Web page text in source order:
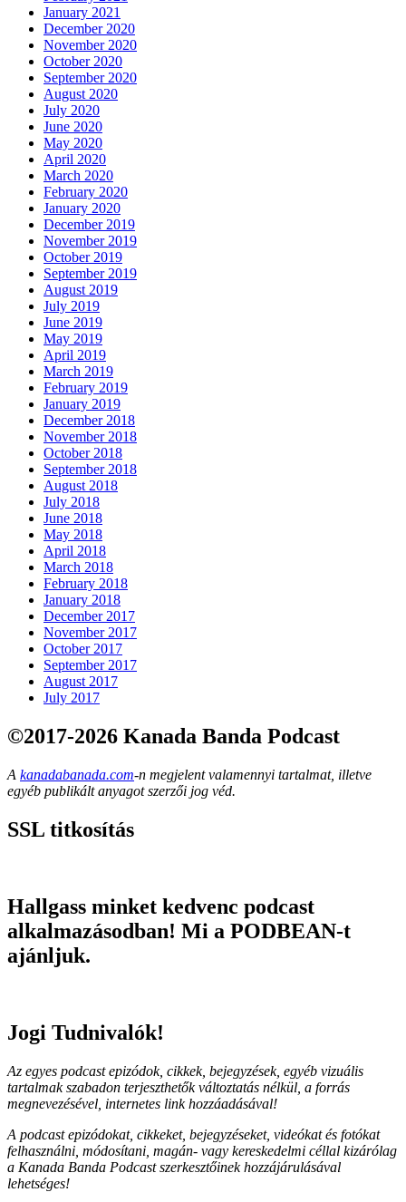
January 2021
December 2020
November 2020
October 2020
September 2020
August 2020
July 2020
June 2020
May 2020
April 2020
March 2020
February 2020
January 2020
December 2019
November 2019
October 2019
September 2019
August 2019
July 2019
June 2019
May 2019
April 2019
March 2019
February 2019
January 2019
December 2018
November 2018
October 2018
September 2018
August 2018
July 2018
June 2018
May 2018
April 2018
March 2018
February 2018
January 2018
December 2017
November 2017
October 2017
September 2017
August 2017
July 2017
©2017-2026 Kanada Banda Podcast
A kanadabanada.com-n megjelent valamennyi tartalmat, illetve
egyéb publikált anyagot szerzői jog véd.
SSL titkosítás
Hallgass minket kedvenc podcast
alkalmazásodban! Mi a PODBEAN-t
ajánljuk.
Jogi Tudnivalók!
Az egyes podcast epizódok, cikkek, bejegyzések, egyéb vizuális
tartalmak szabadon terjeszthetők változtatás nélkül, a forrás
megnevezésével, internetes link hozzáadásával!
A podcast epizódokat, cikkeket, bejegyzéseket, videókat és fotókat
felhasználni, módosítani, magán- vagy kereskedelmi céllal kizárólag
a Kanada Banda Podcast szerkesztőinek hozzájárulásával
lehetséges!